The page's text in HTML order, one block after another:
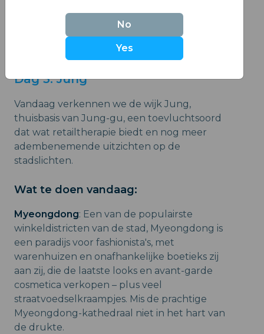
paleis en geweldige foto's.
Dag 3: Jung
Vandaag verkennen we de wijk Jung,
thuisbasis van Jung-gu, een toevluchtsoord
dat wat retailtherapie biedt en nog meer
adembenemende uitzichten op de
stadslichten.
Wat te doen vandaag:
Myeongdong: Een van de populairste
winkeldistricten van de stad, Myeongdong is
een paradijs voor fashionista's, met
warenhuizen en onafhankelijke boetieks zij
aan zij, die de laatste looks en avant-garde
cosmetica verkopen – plus veel
straatvoedselkraampjes. Mis de prachtige
Myeongdong-kathedraal niet in het hart van
de drukte.
No
Yes